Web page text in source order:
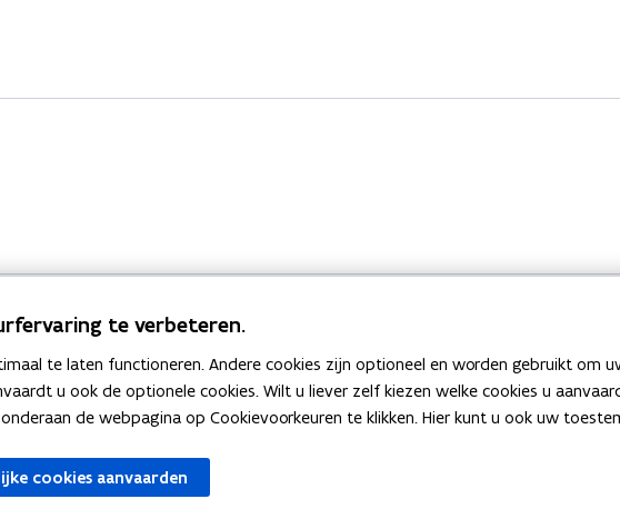
Bekijk ook
te verbeteren.
te laten functioneren. Andere cookies zijn optioneel en worden gebruikt om
u ook de optionele cookies. Wilt u liever zelf kiezen welke cookies u
de webpagina op Cookievoorkeuren te klikken. Hier kunt u ook uw
cookies aanvaarden